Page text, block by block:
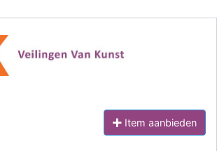
Item aanbieden